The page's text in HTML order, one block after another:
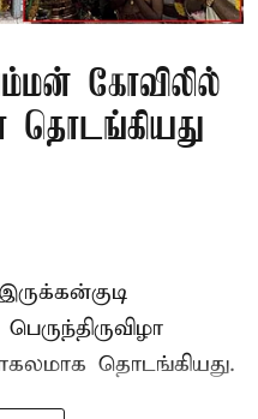
கோவிலில்
தொடங்கியது
தொடங்கியது.